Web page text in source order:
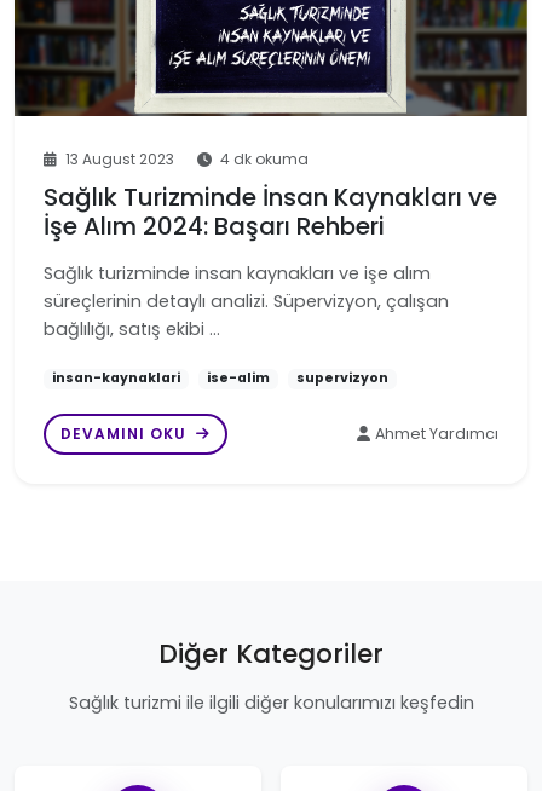
13 August 2023 4 dk okuma
Sağlık Turizminde İnsan Kaynakları ve
İşe Alım 2024: Başarı Rehberi
Sağlık turizminde insan kaynakları ve işe alım
süreçlerinin detaylı analizi. Süpervizyon, çalışan
bağlılığı, satış ekibi …
insan-kaynaklari ise-alim supervizyon
DEVAMINI OKU Ahmet Yardımcı
Diğer Kategoriler
Sağlık turizmi ile ilgili diğer konularımızı keşfedin